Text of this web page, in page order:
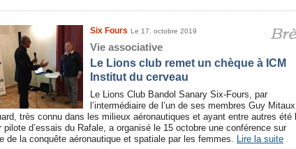
Six Fours Le 17. octobre 2019
Vie associative
Le Lions club remet un chèque à ICM
Institut du cerveau
Le Lions Club Bandol Sanary Six-Fours, par
l’intermédiaire de l’un de ses membres Guy Mitaux
très connu dans les milieux aéronautiques et ayant entre autres été
pilote d’essais du Rafale, a organisé le 15 octobre une conférence sur
de la conquête aéronautique et spatiale par les femmes. Lire la suite